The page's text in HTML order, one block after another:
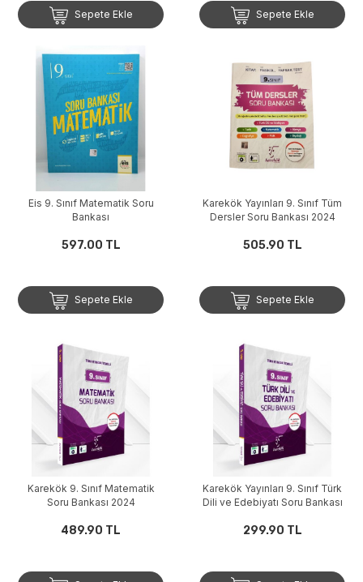
Sepete Ekle Sepete Ekle
Eis 9. Sınıf Matematik Soru
Bankası
597.00 TL
Sepete Ekle
Karekök Yayınları 9. Sınıf Tüm
Dersler Soru Bankası 2024
505.90 TL
Sepete Ekle
Karekök 9. Sınıf Matematik
Soru Bankası 2024
489.90 TL
Karekök Yayınları 9. Sınıf Türk
Dili ve Edebiyatı Soru Bankası
299.90 TL